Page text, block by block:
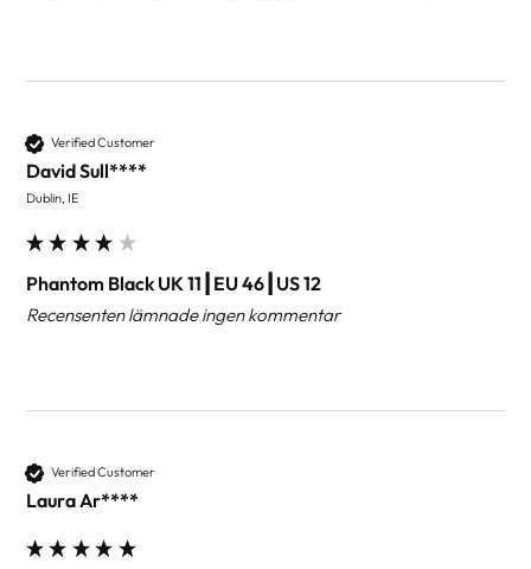
Verified Customer
David Sull****
Dublin, IE
Phantom Black UK 11┃EU 46┃US 12
Recensenten lämnade ingen kommentar
Verified Customer
Laura Ar****